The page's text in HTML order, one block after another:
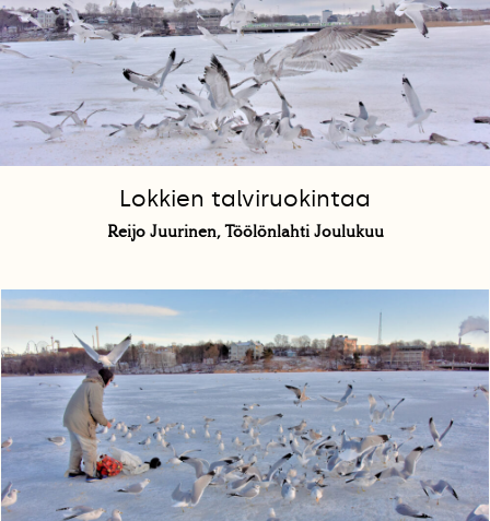
Lokkien talviruokintaa
Reijo Juurinen, Töölönlahti Joulukuu